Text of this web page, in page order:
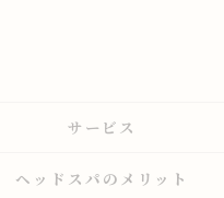
サービス
ヘッドスパのメリット